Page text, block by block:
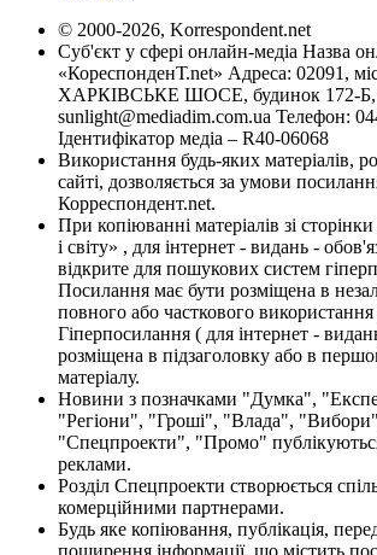
© 2000-2026, Korrespondent.net
Суб'єкт у сфері онлайн-медіа Назва
«КореспонденТ.net» Адреса: 02091,
ХАРКІВСЬКЕ ШОСЕ, будинок 172-Б,
sunlight@mediadim.com.ua Телефон:
Ідентифікатор медіа – R40-06068
Використання будь-яких матеріалів,
сайті, дозволяється за умови
Корреспондент.net.
При копіюванні матеріалів зі
і світу» , для інтернет - видань -
відкрите для пошукових систем
Посилання має бути розміщена в
повного або часткового використання
Гіперпосилання ( для інтернет -
розміщена в підзаголовку або в
матеріалу.
Новини з позначками "Думка",
"Регіони", "Гроші", "Влада",
"Спецпроекти", "Промо"
реклами.
Розділ Спецпроекти створюється
комерційними партнерами.
Будь яке копіювання, публікація,
поширення інформації, що містить